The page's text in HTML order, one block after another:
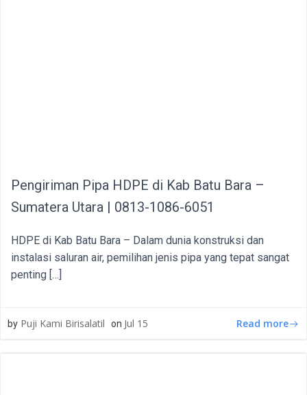
Pengiriman Pipa HDPE di Kab Batu Bara –
Sumatera Utara | 0813-1086-6051
HDPE di Kab Batu Bara – Dalam dunia konstruksi dan
instalasi saluran air, pemilihan jenis pipa yang tepat sangat
penting […]
by Puji Kami Birisalatil on Jul 15 Read more